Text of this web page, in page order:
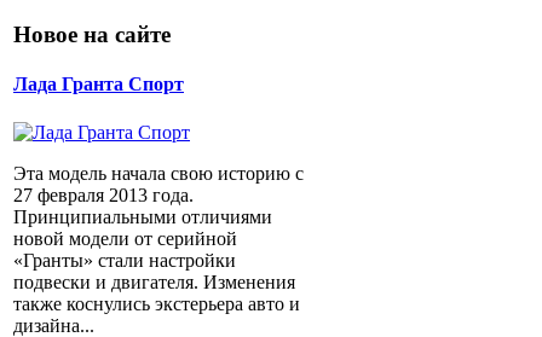
Новое на сайте
Лада Гранта Спорт
Эта модель начала свою историю с
27 февраля 2013 года.
Принципиальными отличиями
новой модели от серийной
«Гранты» стали настройки
подвески и двигателя. Изменения
также коснулись экстерьера авто и
дизайна...